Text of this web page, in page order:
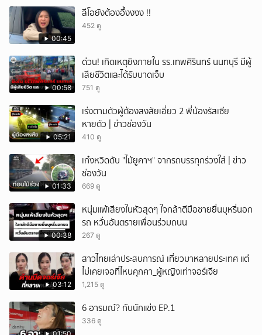
00:45
ลีโอยังต้องอึ้งงงง !!
452 ดู
00:58
ด่วน! เกิดเหตุยิงภายใน รร.เทพศิรินทร์ นนทบุรี มีผู้
เสียชีวิตและได้รับบาดเจ็บ
751 ดู
05:21
เร่งตามตัวผู้ต้องสงสัยเอี่ยว 2 พี่น้องรัสเซีย
หายตัว | ข่าวช่องวัน
410 ดู
01:33
เก๋งหวิดดับ "ไม้ยูคาฯ" จากรถบรรทุกร่วงใส่ | ข่าว
ช่องวัน
669 ดู
00:38
หนุ่มแพ้เสียงในหัวสุดๆ ใจกล้าตีมือชายยื่นบุหรี่นอก
รถ หวั่นอันตรายเพื่อนร่วมถนน
267 ดู
03:12
สาวไทยเล่าประสบการณ์ เที่ยวมาหลายประเทศ แต่
ไม่เคยเจอที่ไหนคุกคา_ผู้หญิงเท่าจอร์เจีย
1,215 ดู
6 อารมณ์? กับนักแข่ง EP.1
336 ดู